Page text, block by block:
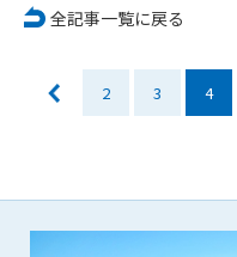
全記事一覧に戻る
2 3 4
1. サポーター会員が本サ
通知・連絡するものと
月末をもって解約とし